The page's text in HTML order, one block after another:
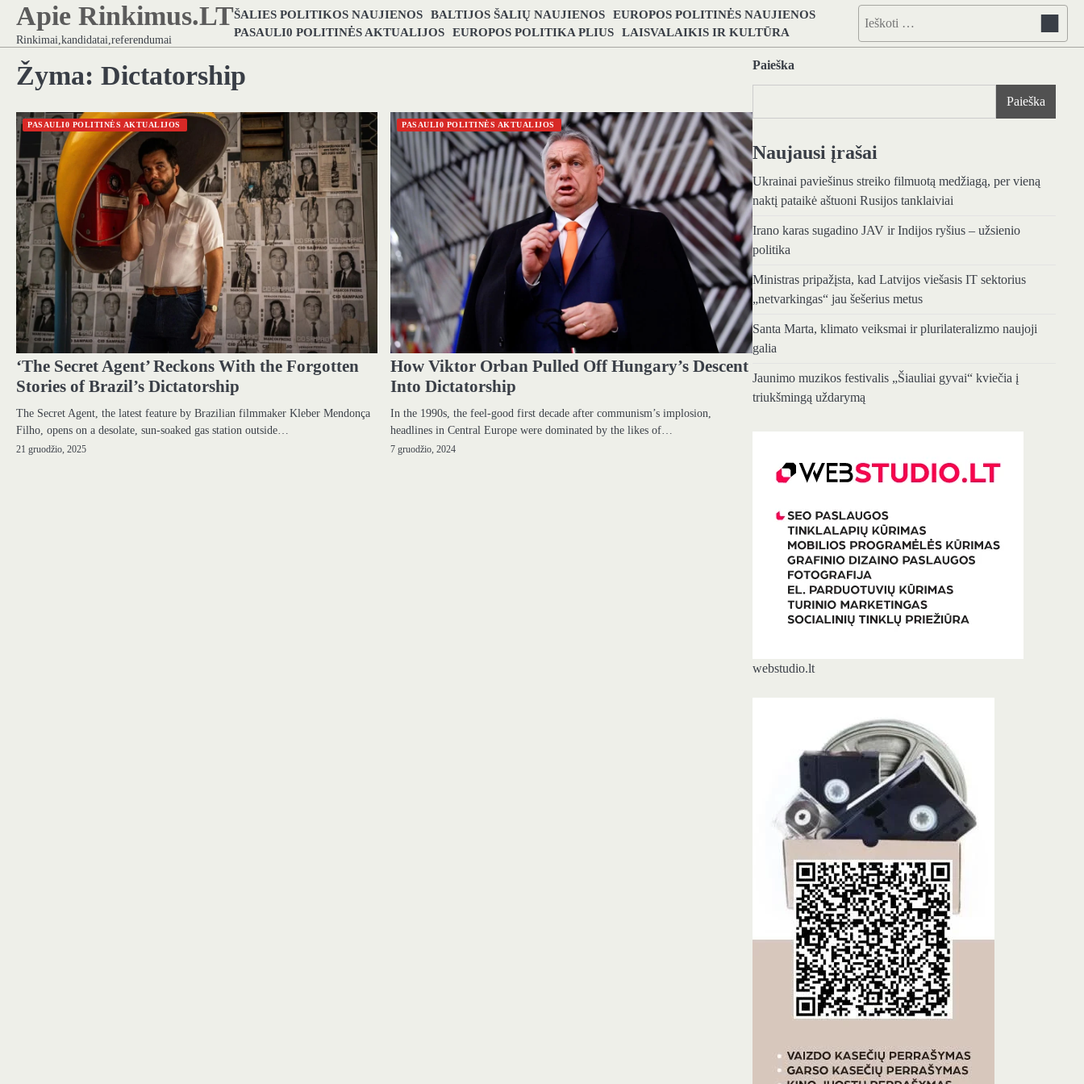
Skip
content
Apie Rinkimus.LT
Rinkimai,kandidatai,referendumai
ŠALIES POLITIKOS NAUJIENOS BALTIJOS ŠALIŲ NAUJIENOS EUROPOS POLITINĖS NAUJIENOS
PASAULI0 POLITINĖS AKTUALIJOS EUROPOS POLITIKA PLIUS LAISVALAIKIS IR KULTŪRA
Ieškoti:
Žyma: Dictatorship
PASAULI0 POLITINĖS AKTUALIJOS
‘The Secret Agent’ Reckons With the Forgotten
Stories of Brazil’s Dictatorship
The Secret Agent, the latest feature by Brazilian filmmaker Kleber Mendonça
Filho, opens on a desolate, sun-soaked gas station outside…
21 gruodžio, 2025
PASAULI0 POLITINĖS AKTUALIJOS
How Viktor Orban Pulled Off Hungary’s Descent
Into Dictatorship
In the 1990s, the feel-good first decade after communism’s implosion,
headlines in Central Europe were dominated by the likes of…
7 gruodžio, 2024
Paieška
Paieška
Naujausi įrašai
Ukrainai paviešinus streiko filmuotą medžiagą, per vieną
naktį pataikė aštuoni Rusijos tanklaiviai
Irano karas sugadino JAV ir Indijos ryšius – užsienio
politika
Ministras pripažįsta, kad Latvijos viešasis IT sektorius
„netvarkingas“ jau šešerius metus
Santa Marta, klimato veiksmai ir plurilateralizmo naujoji
galia
Jaunimo muzikos festivalis „Šiauliai gyvai“ kviečia į
triukšmingą uždarymą
webstudio.lt